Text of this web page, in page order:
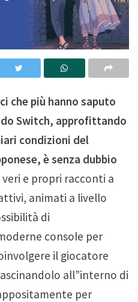
che più hanno saputo
Switch, approfittando
condizioni del
è senza dubbio
veri e propri racconti a
animati a livello
di
console per
il giocatore
all”interno di
per